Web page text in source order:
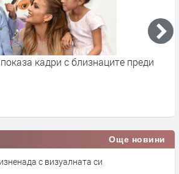
Роналдо и Джорджина
дотук, освен че ще е другата
Още новини
с визуалната си